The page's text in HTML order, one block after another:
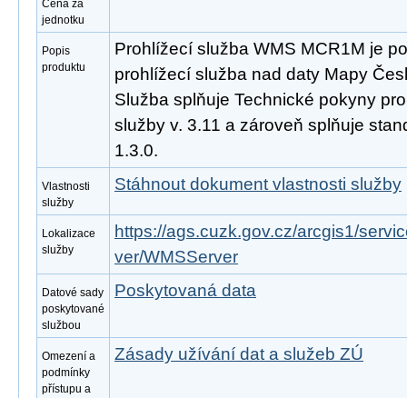
Cena za
jednotku
Popis
produktu
Prohlížecí služba WMS MCR1M je
prohlížecí služba nad daty Mapy
Služba splňuje Technické pokyny
služby v. 3.11 a zároveň splňuje
1.3.0.
Vlastnosti
služby
Stáhnout dokument vlastnosti služby
Lokalizace
služby
https://ags.cuzk.gov.cz/arcgis1/
ver/WMSServer
Datové sady
poskytované
službou
Poskytovaná data
Omezení a
podmínky
přístupu a
Zásady užívání dat a služeb ZÚ